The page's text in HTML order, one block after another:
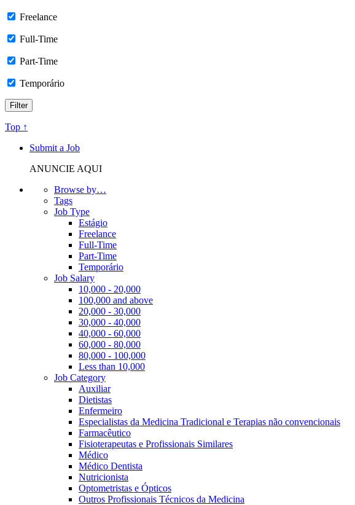
Freelance
Full-Time
Part-Time
Temporário
Top ↑
Submit a Job
ANUNCIE AQUI
Browse by…
Tags
Job Type
Estágio
Freelance
Full-Time
Part-Time
Temporário
Job Salary
10,000 - 20,000
100,000 and above
20,000 - 30,000
30,000 - 40,000
40,000 - 60,000
60,000 - 80,000
80,000 - 100,000
Less than 10,000
Job Category
Auxiliar
Dietistas
Enfermeiro
Especialistas da Medicina Tradicional e Terapias não convencionais
Farmacêutico
Fisioterapeutas e Profissionais Similares
Médico
Médico Dentista
Nutricionista
Optometristas e Ópticos
Outros Profissionais Técnicos da Medicina